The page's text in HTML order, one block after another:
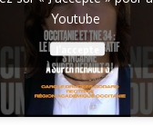
Youtube